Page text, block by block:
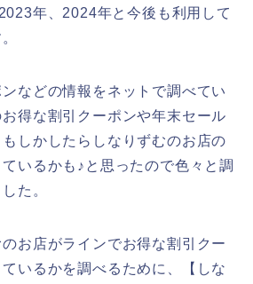
年、2024年と今後も利用して
などの情報をネットで調べてい
得な割引クーポンや年末セール
しかしたらしなりずむのお店の
いるかも♪と思ったので色々と調
た。
お店がラインでお得な割引クー
いるかを調べるために、【しな